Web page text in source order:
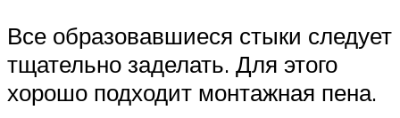
Все образовавшиеся стыки следует
тщательно заделать. Для этого
хорошо подходит монтажная пена.